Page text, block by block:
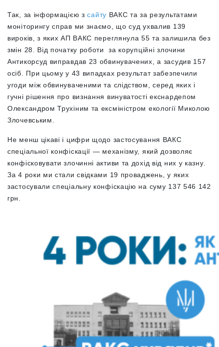
Так, за інформацією зсайту ВАКС та за результатами
моніторингу справ ми знаємо, що суд ухвалив 139
вироків, з яких АП ВАКС переглянула 55 та залишила без
змін 28. Від початку роботи за корупційні злочини
Антикорсуд виправдав 23 обвинувачених, а засудив 157
осіб. При цьому у 43 випадках результат забезпечили
угоди між обвинуваченими та слідством, серед яких і
гучні рішення про визнання винуватості екснардепом
Олександром Трухіним та ексміністром екології Миколою
Злочевським.
Не менш цікаві і цифри щодо застосування ВАКС
спеціальної конфіскації — механізму, який дозволяє
конфісковувати злочинні активи та дохід від них у казну.
За 4 роки ми стали свідками 19 проваджень, у яких
застосували спеціальну конфіскацію на суму 137 546 142
грн.